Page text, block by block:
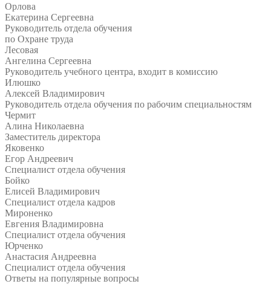
Орлова
Екатерина Сергеевна
Руководитель отдела обучения
по Охране труда
Лесовая
Ангелина Сергеевна
Руководитель учебного центра, входит в комиссию
Илюшко
Алексей Владимирович
Руководитель отдела обучения по рабочим специальностям
Чермит
Алина Николаевна
Заместитель директора
Яковенко
Егор Андреевич
Специалист отдела обучения
Бойко
Елисей Владимирович
Специалист отдела кадров
Мироненко
Евгения Владимировна
Специалист отдела обучения
Юрченко
Анастасия Андреевна
Специалист отдела обучения
Ответы на популярные вопросы